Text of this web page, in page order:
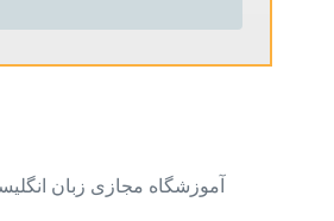
آموزشگاه مجازی زبان